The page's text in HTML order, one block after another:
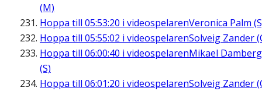
(M)
Hoppa till 05:53:20 i videospelarenVeronica Palm
Hoppa till 05:55:02 i videospelarenSolveig Zander
Hoppa till 06:00:40 i videospelarenMikael Damberg
(S)
Hoppa till 06:01:20 i videospelarenSolveig Zander